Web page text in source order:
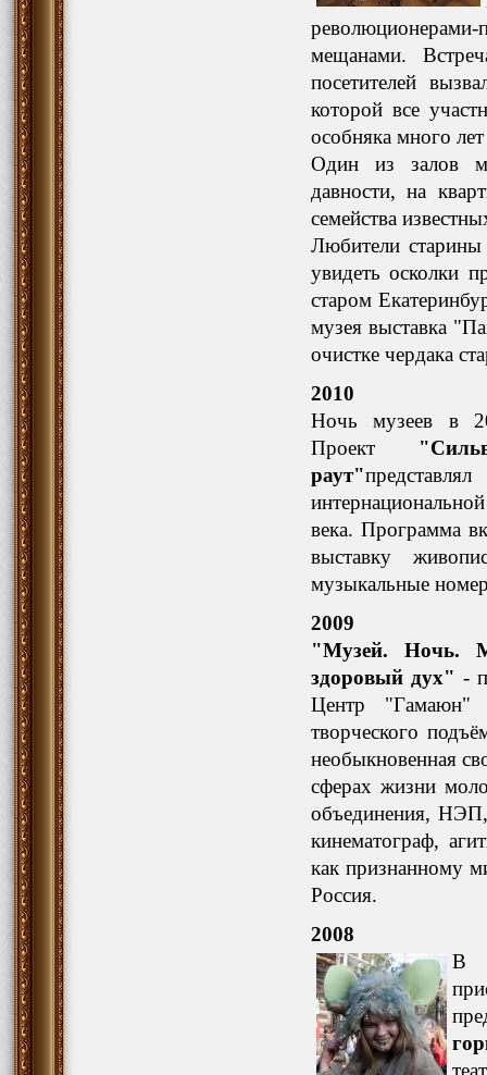
мещанами.
посетителей
которой все
особняка много
Один из залов
давности, на
семейства
Любители
увидеть осколки
старом
музея выставка
очистке чердака
2010
Ночь музеев в
Проект
раут"
века. Программа
выставку
музыкальные
2009
"Музей. Ночь.
здоровый дух" -
Центр "Гамаюн"
творческого
необыкновенная
сферах жизни
объединения, НЭП,
кинематограф,
как признанному
Россия.
2008
В